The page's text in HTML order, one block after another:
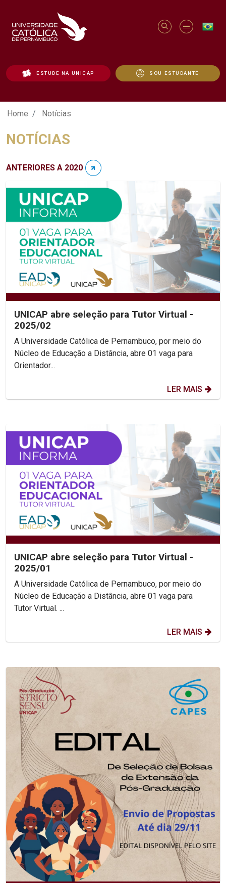
ESTUDE NA UNICAP SOU ESTUDANTE
Notícias - Unicap
Home Notícias
NOTÍCIAS
ANTERIORES A 2020
UNICAP abre seleção para Tutor Virtual -
2025/02
A Universidade Católica de Pernambuco, por meio do
Núcleo de Educação a Distância, abre 01 vaga para
Orientador...
LER MAIS
UNICAP abre seleção para Tutor Virtual -
2025/01
A Universidade Católica de Pernambuco, por meio do
Núcleo de Educação a Distância, abre 01 vaga para
Tutor Virtual. ...
LER MAIS